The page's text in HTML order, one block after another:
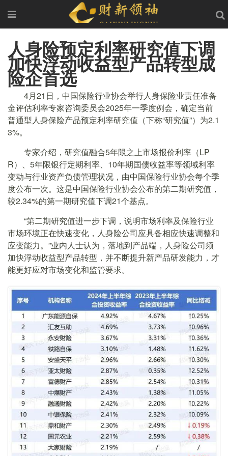
人身险预定利率研究值下调
加快浮动收益型产品转型成
险企首选
4月21日，中国保险行业协会举行人身保险业责任准备
金评估利率专家咨询委员会2025年一季度例会，确定当前
普通型人身保险产品预定利率研究值（下称“研究值”）为2.1
3%。
专家介绍，研究值融合5年限之上市场报价利率（LP
R）、5年限银行定期利率、10年期国债收益率等领域利率
变动与行业资产负债管理状况，由中国保险行业协会每个季
度公布一次。这是中国保险行业协会公布的第二期研究值，
较2.34%的第一期研究值下调21个基点。
“第二期研究值进一步下调，说明市场利率及保险行业
市场环境正在快速变化，人身险公司应具备相应快速调整和
应变能力。”业内人士认为，落地到产品端，人身险公司须
加快浮动收益型产品转型，并不断提升新产品研发能力，才
能更好应对市场变化和监管要求。